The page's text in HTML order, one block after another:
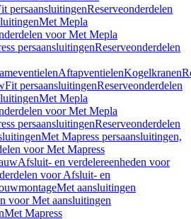
persaansluitingenReserveonderdelen
Met Mepla
voor Met Mepla
persaansluitingenReserveonderdelen
AftapventielenKogelkranen
persaansluitingenReserveonderdelen
Met Mepla
voor Met Mepla
persaansluitingenReserveonderdelen
Met Mapress persaansluitingen,
voor Met Mapress
Afsluit- en verdelereenheden voor
voor Afsluit- en
Met aansluitingen
voor Met aansluitingen
Met Mapress